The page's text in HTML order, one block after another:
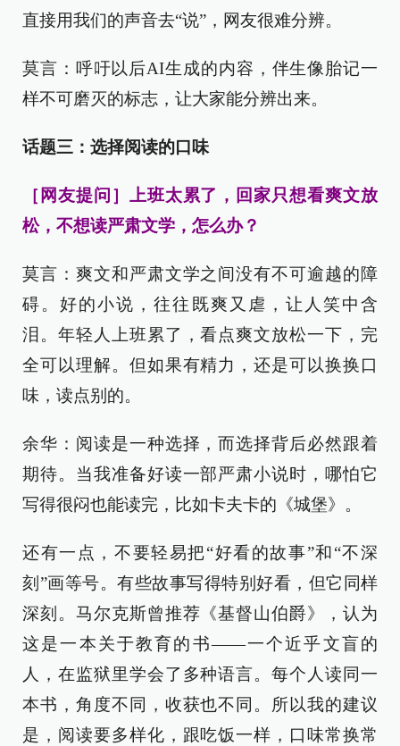
直接用我们的声音去“说”，网友很难分辨。
莫言：呼吁以后AI生成的内容，伴生像胎记一
样不可磨灭的标志，让大家能分辨出来。
话题三：选择阅读的口味
［网友提问］上班太累了，回家只想看爽文放
松，不想读严肃文学，怎么办？
莫言：爽文和严肃文学之间没有不可逾越的障
碍。好的小说，往往既爽又虐，让人笑中含
泪。年轻人上班累了，看点爽文放松一下，完
全可以理解。但如果有精力，还是可以换换口
味，读点别的。
余华：阅读是一种选择，而选择背后必然跟着
期待。当我准备好读一部严肃小说时，哪怕它
写得很闷也能读完，比如卡夫卡的《城堡》。
还有一点，不要轻易把“好看的故事”和“不深
刻”画等号。有些故事写得特别好看，但它同样
深刻。马尔克斯曾推荐《基督山伯爵》，认为
这是一本关于教育的书——一个近乎文盲的
人，在监狱里学会了多种语言。每个人读同一
本书，角度不同，收获也不同。所以我的建议
是，阅读要多样化，跟吃饭一样，口味常换常